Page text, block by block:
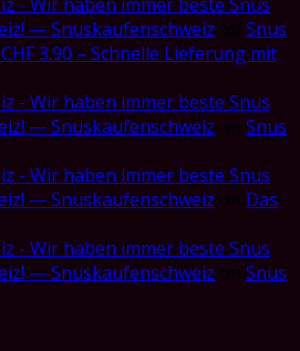
— Snuskaufenschweiz
Snus
3.90 – Schnelle Lieferung mit
- Wir haben immer beste Snus
— Snuskaufenschweiz
Snus
- Wir haben immer beste Snus
— Snuskaufenschweiz
Das
- Wir haben immer beste Snus
— Snuskaufenschweiz
Snus